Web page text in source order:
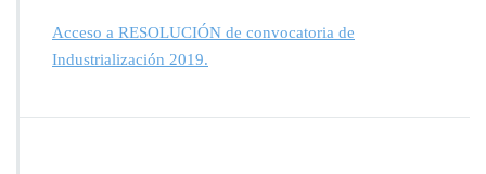
Acceso a RESOLUCIÓN de convocatoria de
Industrialización 2019.